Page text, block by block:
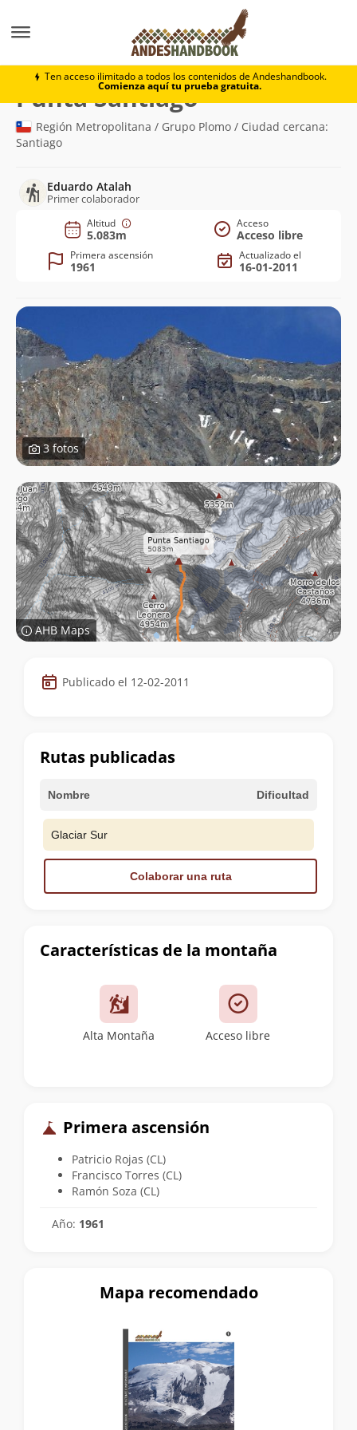
Ten acceso ilimitado a todos los contenidos de Andeshandbook.
Comienza aquí tu prueba gratuita.
Punta Santiago
Punta Santiago(5.083m)
Región Metropolitana / Grupo Plomo / Ciudad cercana:
Santiago
Eduardo Atalah
Primer colaborador
Altitud
5.083m
Acceso
Acceso libre
Primera ascensión
1961
Actualizado el
16-01-2011
3 fotos
AHB Maps
Datos
de
cumbre
Publicado el 12-02-2011
Características de la montaña
Alta Montaña Acceso libre
Primera ascensión
Patricio Rojas (CL)
Francisco Torres (CL)
Ramón Soza (CL)
Año: 1961
Rutas publicadas
Nombre Dificultad
Glaciar Sur
Colaborar una ruta
Mapa recomendado